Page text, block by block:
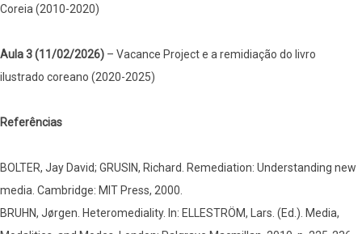
Coreia (2010-2020)
Aula 3 (11/02/2026) – Vacance Project e a remidiação do livro
ilustrado coreano (2020-2025)
Referências
BOLTER, Jay David; GRUSIN, Richard. Remediation: Understanding new
media. Cambridge: MIT Press, 2000.
BRUHN, Jørgen. Heteromediality. In: ELLESTRÖM, Lars. (Ed.). Media,